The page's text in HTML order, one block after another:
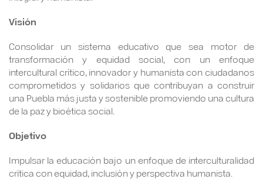
Visión
Consolidar un sistema educativo que sea motor de
transformación y equidad social, con un enfoque
intercultural crítico, innovador y humanista con ciudadanos
comprometidos y solidarios que contribuyan a construir
una Puebla más justa y sostenible promoviendo una cultura
de la paz y bioética social.
Objetivo
Impulsar la educación bajo un enfoque de interculturalidad
crítica con equidad, inclusión y perspectiva humanista.